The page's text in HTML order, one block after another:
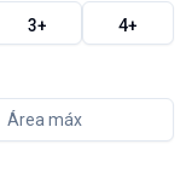
3+ 4+